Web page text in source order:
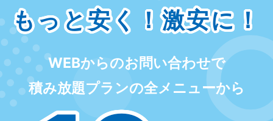
もっと安く！激安に！
WEBからのお問い合わせで
積み放題プランの全メニューから